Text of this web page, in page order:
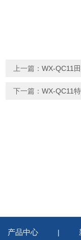
上一篇： WX-QC11
下一篇： WX-QC11
产品中心 |